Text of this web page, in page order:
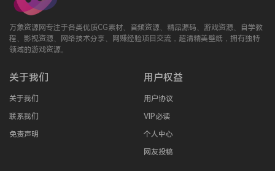
万象资源网专注于各类优质CG素材、音频资源、精品源码、游戏资源、自学教
程、影视资源、网络技术分享、网赚经验项目交流，超清精美壁纸，拥有独特
领域的游戏资源。
关于我们
关于我们
联系我们
免责声明
用户权益
用户协议
VIP必读
个人中心
网友投稿